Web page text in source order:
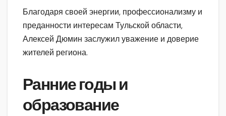
Благодаря своей энергии, профессионализму и
преданности интересам Тульской области,
Алексей Дюмин заслужил уважение и доверие
жителей региона.
Ранние годы и
образование